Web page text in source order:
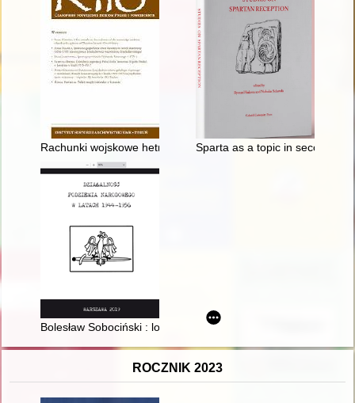
Rachunki wojskowe hetmana polnego litewskiego Michała
Sparta as a topic in secondary
Bolesław Sobociński : logik w służbie wywiadu
ROCZNIK 2023